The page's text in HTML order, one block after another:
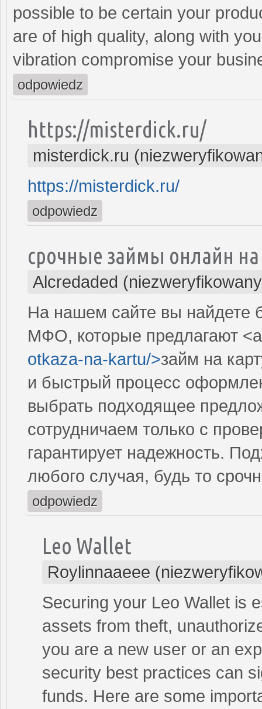
possible to be certain your
are of high quality, along with
vibration compromise your
odpowiedz
https://misterdick.ru/
misterdick.ru
https://misterdick.ru/
odpowiedz
срочные займы онлайн на
Alcredaded
На нашем сайте вы найдете
МФО, которые предлагают
otkaza-na-kartu/>займ на
и быстрый процесс
выбрать подходящее
сотрудничаем только с
гарантирует надежность.
любого случая, будь то
odpowiedz
Leo Wallet
Roylinnaaeee
Securing your Leo Wallet is
assets from theft,
you are a new user or an
security best practices can
funds. Here are some